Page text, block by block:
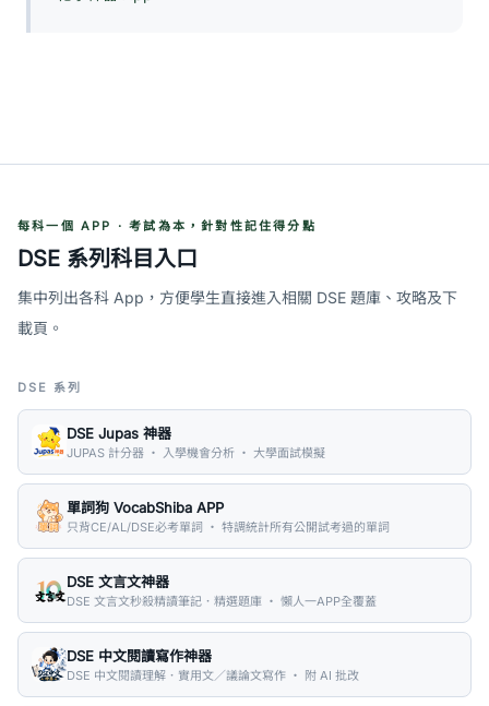
每科一個 APP · 考試為本，針對性記住得分點
DSE 系列科目入口
集中列出各科 App，方便學生直接進入相關 DSE 題庫、攻略及下
載頁。
DSE 系列
DSE Jupas 神器
JUPAS 計分器 ・ 入學機會分析 ・ 大學面試模擬
單詞狗 VocabShiba APP
只背CE/AL/DSE必考單詞 ・ 特調統計所有公開試考過的單詞
DSE 文言文神器
DSE 文言文秒殺精讀筆記．精選題庫 ・ 懶人一APP全覆蓋
DSE 中文閱讀寫作神器
DSE 中文閱讀理解．實用文／議論文寫作 ・ 附 AI 批改